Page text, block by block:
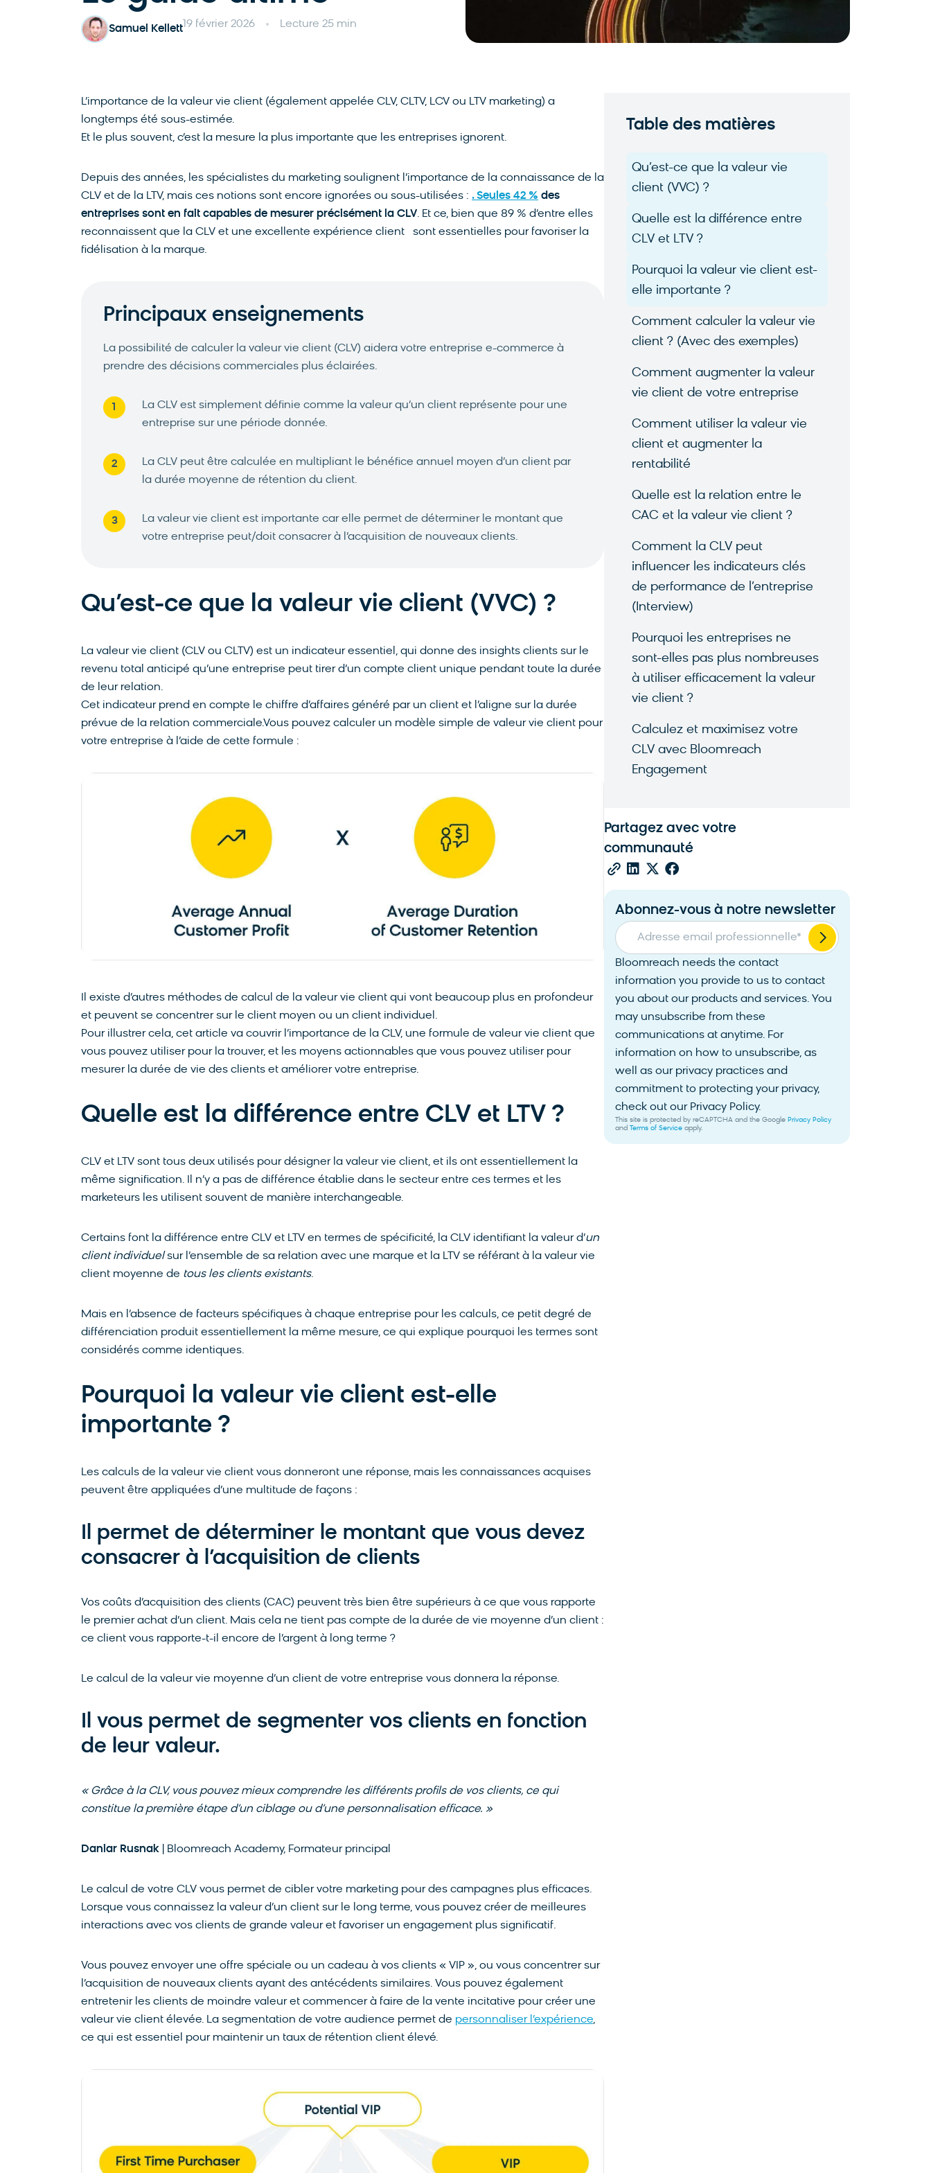
Samuel Kellett 19 février 2026 Lecture 25 min
L’importance de la valeur vie client (également appelée CLV, CLTV, LCV ou LTV marketing) a
longtemps été sous-estimée.
Et le plus souvent, c’est la mesure la plus importante que les entreprises ignorent.
Depuis des années, les spécialistes du marketing soulignent l’importance de la connaissance de la
CLV et de la LTV, mais ces notions sont encore ignorées ou sous-utilisées : . Seules 42 % des
entreprises sont en fait capables de mesurer précisément la CLV. Et ce, bien que 89 % d’entre elles
reconnaissent que la CLV et une excellente expérience client sont essentielles pour favoriser la
fidélisation à la marque.
Principaux enseignements
La possibilité de calculer la valeur vie client (CLV) aidera votre entreprise e-commerce à
prendre des décisions commerciales plus éclairées.
La CLV est simplement définie comme la valeur qu’un client représente pour une
entreprise sur une période donnée.
La CLV peut être calculée en multipliant le bénéfice annuel moyen d’un client par
la durée moyenne de rétention du client.
La valeur vie client est importante car elle permet de déterminer le montant que
votre entreprise peut/doit consacrer à l’acquisition de nouveaux clients.
Qu’est-ce que la valeur vie client (VVC) ?
La valeur vie client (CLV ou CLTV) est un indicateur essentiel, qui donne des insights clients sur le
revenu total anticipé qu’une entreprise peut tirer d’un compte client unique pendant toute la durée
de leur relation.
Cet indicateur prend en compte le chiffre d’affaires généré par un client et l’aligne sur la durée
prévue de la relation commerciale.Vous pouvez calculer un modèle simple de valeur vie client pour
votre entreprise à l’aide de cette formule :
Il existe d’autres méthodes de calcul de la valeur vie client qui vont beaucoup plus en profondeur
et peuvent se concentrer sur le client moyen ou un client individuel.
Pour illustrer cela, cet article va couvrir l’importance de la CLV, une formule de valeur vie client que
vous pouvez utiliser pour la trouver, et les moyens actionnables que vous pouvez utiliser pour
mesurer la durée de vie des clients et améliorer votre entreprise.
Quelle est la différence entre CLV et LTV ?
CLV et LTV sont tous deux utilisés pour désigner la valeur vie client, et ils ont essentiellement la
même signification. Il n’y a pas de différence établie dans le secteur entre ces termes et les
marketeurs les utilisent souvent de manière interchangeable.
Certains font la différence entre CLV et LTV en termes de spécificité, la CLV identifiant la valeur d’un
client individuelsur l’ensemble de sa relation avec une marque et la LTV se référant à la valeur vie
client moyenne de tous les clients existants.
Mais en l’absence de facteurs spécifiques à chaque entreprise pour les calculs, ce petit degré de
différenciation produit essentiellement la même mesure, ce qui explique pourquoi les termes sont
considérés comme identiques.
Pourquoi la valeur vie client est-elle
importante ?
Les calculs de la valeur vie client vous donneront une réponse, mais les connaissances acquises
peuvent être appliquées d’une multitude de façons :
Il permet de déterminer le montant que vous devez
consacrer à l’acquisition de clients
Vos coûts d’acquisition des clients (CAC) peuvent très bien être supérieurs à ce que vous rapporte
le premier achat d’un client. Mais cela ne tient pas compte de la durée de vie moyenne d’un client :
ce client vous rapporte-t-il encore de l’argent à long terme ?
Le calcul de la valeur vie moyenne d’un client de votre entreprise vous donnera la réponse.
Il vous permet de segmenter vos clients en fonction
de leur valeur.
« Grâce à la CLV, vous pouvez mieux comprendre les différents profils de vos clients, ce qui
constitue la première étape d’un ciblage ou d’une personnalisation efficace. »
Daniar Rusnak | Bloomreach Academy, Formateur principal
Le calcul de votre CLV vous permet de cibler votre marketing pour des campagnes plus efficaces.
Lorsque vous connaissez la valeur d’un client sur le long terme, vous pouvez créer de meilleures
interactions avec vos clients de grande valeur et favoriser un engagement plus significatif.
Vous pouvez envoyer une offre spéciale ou un cadeau à vos clients « VIP », ou vous concentrer sur
l’acquisition de nouveaux clients ayant des antécédents similaires. Vous pouvez également
entretenir les clients de moindre valeur et commencer à faire de la vente incitative pour créer une
valeur vie client élevée. La segmentation de votre audience permet de personnaliser l’expérience,
ce qui est essentiel pour maintenir un taux de rétention client élevé.
Table des matières
Qu’est-ce que la valeur vie
client (VVC) ?
Quelle est la différence entre
CLV et LTV ?
Pourquoi la valeur vie client est-
elle importante ?
Comment calculer la valeur vie
client ? (Avec des exemples)
Comment augmenter la valeur
vie client de votre entreprise
Comment utiliser la valeur vie
client et augmenter la
rentabilité
Quelle est la relation entre le
CAC et la valeur vie client ?
Comment la CLV peut
influencer les indicateurs clés
de performance de l’entreprise
(Interview)
Pourquoi les entreprises ne
sont-elles pas plus nombreuses
à utiliser efficacement la valeur
vie client ?
Calculez et maximisez votre
CLV avec Bloomreach
Engagement
Partagez avec votre
communauté
Abonnez-vous à notre newsletter
Adresse email professionnelle*
Bloomreach needs the contact
information you provide to us to contact
you about our products and services. You
may unsubscribe from these
communications at anytime. For
information on how to unsubscribe, as
well as our privacy practices and
commitment to protecting your privacy,
check out our Privacy Policy.
This site is protected by reCAPTCHA and the Google Privacy Policy
and Terms of Service apply.